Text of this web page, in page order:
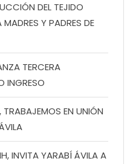
DEL TEJIDO
Y PADRES DE
TERCERA
INGRESO
TRABAJEMOS EN UNIÓN
INVITA YARABÍ ÁVILA A